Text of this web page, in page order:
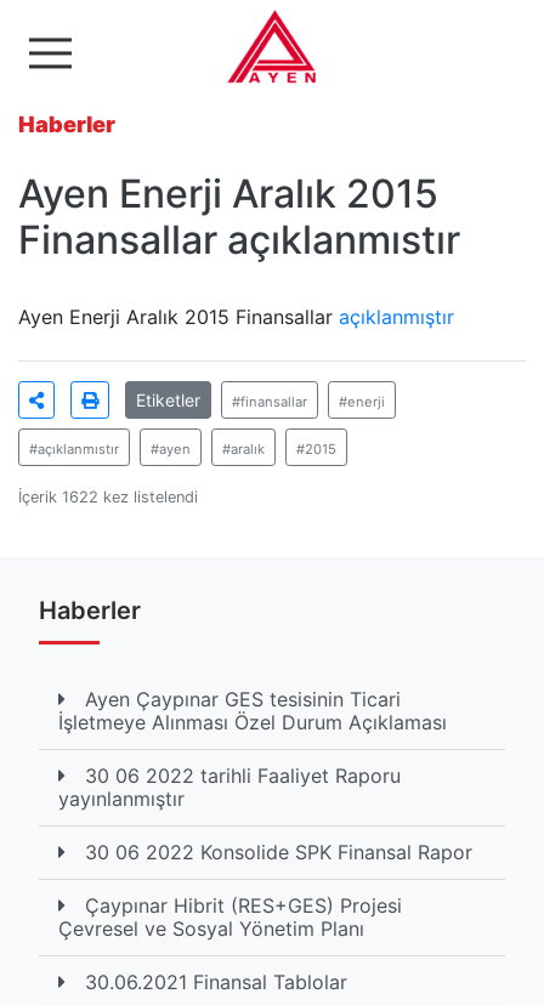
Ayen Enerji A.Ş
Haberler
Ayen Enerji Aralık 2015
Finansallar açıklanmıstır
Ayen Enerji Aralık 2015 Finansallar açıklanmıştır
Etiketler #finansallar #enerji
#açıklanmıstır #ayen #aralık #2015
İçerik 1622 kez listelendi
Haberler
Ayen Çaypınar GES tesisinin Ticari
İşletmeye Alınması Özel Durum Açıklaması
30 06 2022 tarihli Faaliyet Raporu
yayınlanmıştır
30 06 2022 Konsolide SPK Finansal Rapor
Çaypınar Hibrit (RES+GES) Projesi
Çevresel ve Sosyal Yönetim Planı
30.06.2021 Finansal Tablolar